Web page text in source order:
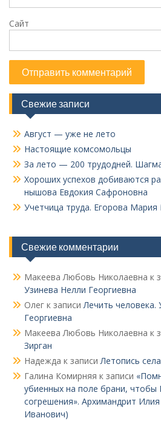
Сайт
Свежие записи
Август — уже не лето
Настоящие комсомольцы
За лето — 200 трудодней.
Хороших успехов добиваются
нышова Евдокия Сафроновна
Учетчица труда. Его­рова
Свежие комментарии
Макеева Любовь Николаевна к
Узинева Нелли Георгиевна
Олег к записиЛечить человека.
Георгиевна
Макеева Любовь Николаевна к
Зирган
Надежда к записиЛетопись
Галина Комирняя к записи
убиенных на поле брани, чтобы
согрешения». Архимандрит
Иванович)